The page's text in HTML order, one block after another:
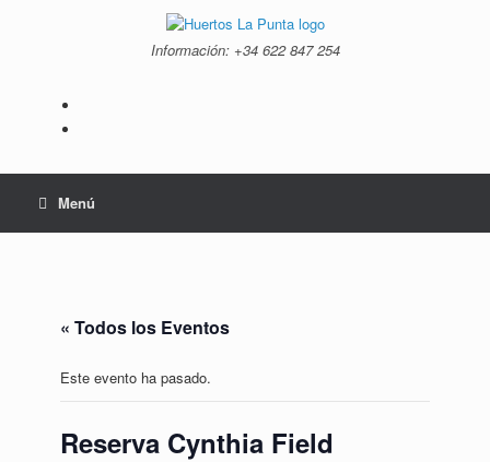
Información: +34 ‭622 847 254‬
Menú
« Todos los Eventos
Este evento ha pasado.
Reserva Cynthia Field